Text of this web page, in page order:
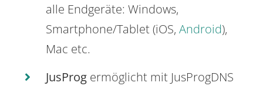
alle Endgeräte: Windows,
Smartphone/Tablet (iOS, Android),
Mac etc.
JusProg ermöglicht mit JusProgDNS